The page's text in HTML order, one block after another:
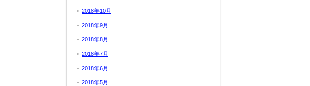
2018年10月
2018年9月
2018年8月
2018年7月
2018年6月
2018年5月